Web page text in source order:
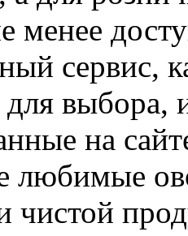
менее
сервис,
для выбора,
на
любимые
чистой